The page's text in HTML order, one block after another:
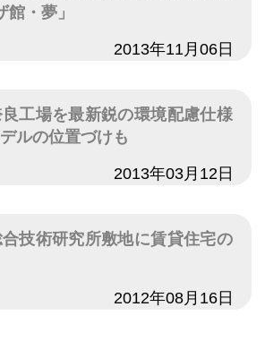
館・夢」
2013年11月06日
工場を最新鋭の環境配慮仕様
ルの位置づけも
2013年03月12日
技術研究所敷地に賃貸住宅の
2012年08月16日